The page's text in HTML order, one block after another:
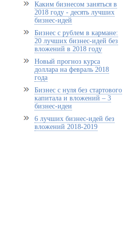
Каким бизнесом заняться в
2018 году - десять лучших
бизнес-идей
Бизнес с рублем в кармане:
20 лучших бизнес-идей без
вложений в 2018 году
Новый прогноз курса
доллара на февраль 2018
года
Бизнес с нуля без стартового
капитала и вложений – 3
бизнес-идеи
6 лучших бизнес-идей без
вложений 2018-2019